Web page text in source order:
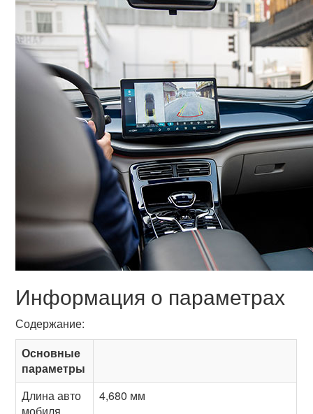
Информация о параметрах
Содержание:
Основные
параметры
Длина авто
4,680 мм